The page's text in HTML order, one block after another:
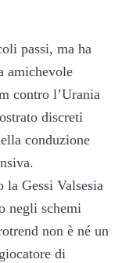
passi, ma ha
amichevole
contro l’Urania
discreti
conduzione
la Gessi Valsesia
negli schemi
non è né un
di